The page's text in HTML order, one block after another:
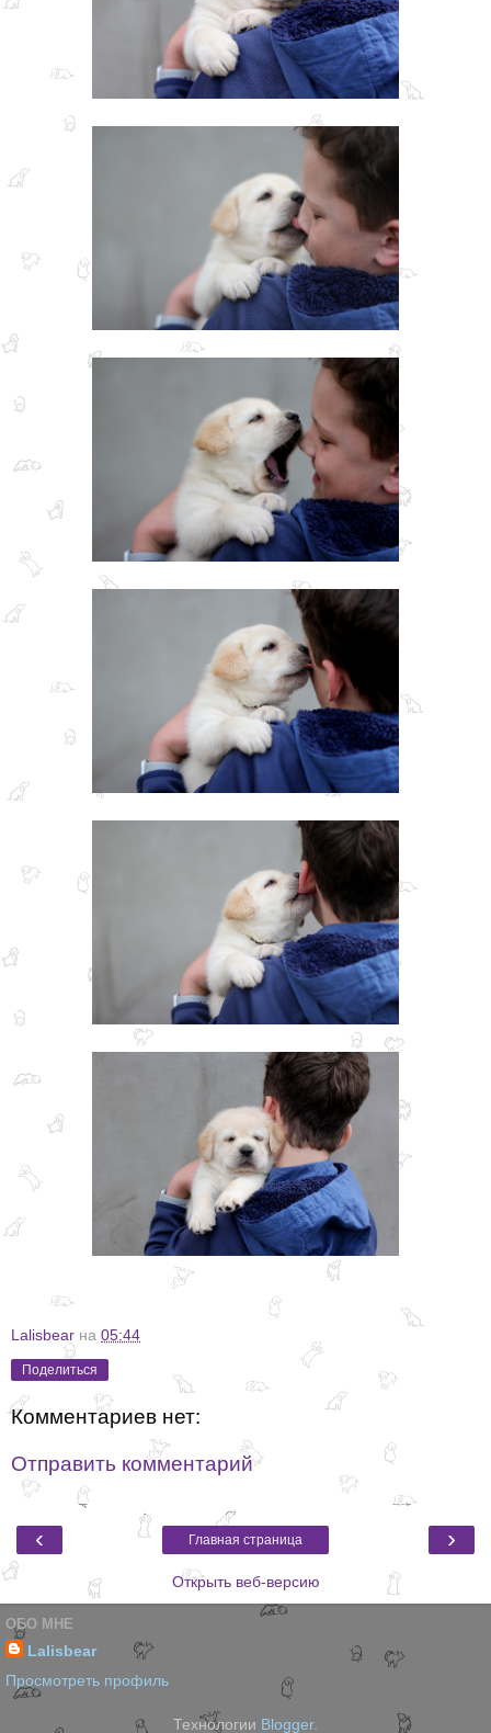
Lalisbear на 05:44
Поделиться
Комментариев нет:
Отправить комментарий
‹ ›
Главная страница
Открыть веб-версию
ОБО МНЕ
Lalisbear
Просмотреть профиль
Технологии Blogger.